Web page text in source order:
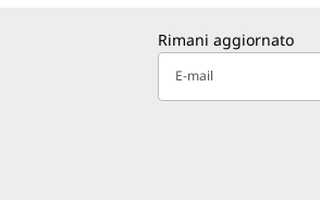
Rimani aggiornato
E-mail